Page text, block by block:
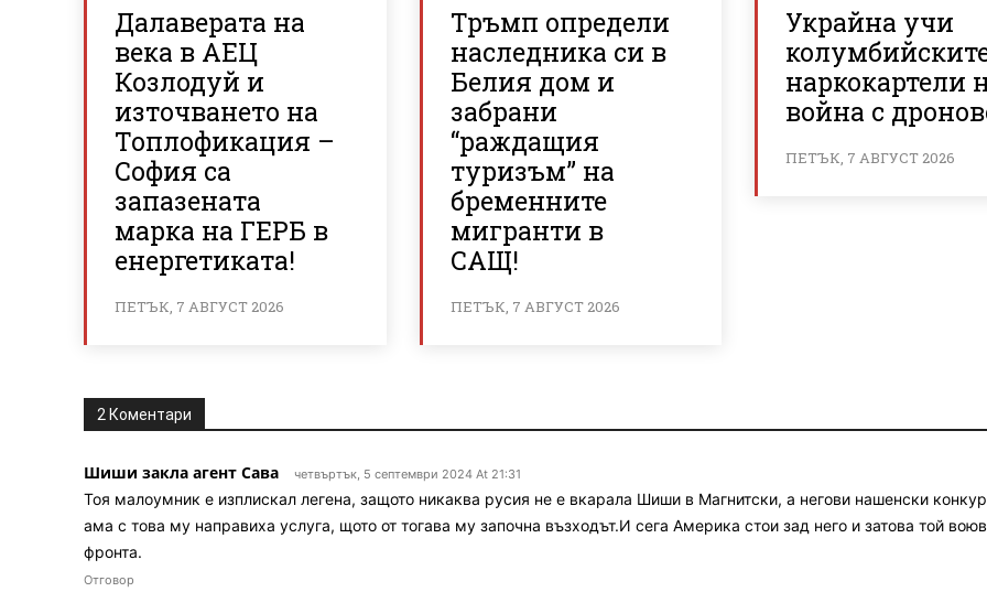
Далаверата на
века в АЕЦ
Козлодуй и
източването на
Топлофикация –
София са
запазената
марка на ГЕРБ в
енергетиката!
ПЕТЪК, 7 АВГУСТ 2026
Тръмп определи
наследника си в
Белия дом и
забрани
“раждащия
туризъм” на
бременните
мигранти в
САЩ!
ПЕТЪК, 7 АВГУСТ 2026
Украйна учи
наркокартели
война с
ПЕТЪК, 7 АВГУСТ 2026
2 Коментари
Шиши закла агент Сава четвъртък, 5 септември 2024 At 21:31
Тоя малоумник е изплискал легена, защото никаква русия не е вкарала Шиши в Магнитски, а негови нашенски
ама с това му направиха услуга, щото от тогава му започна възходът.И сега Америка стои зад него и затова той
фронта.
Отговор